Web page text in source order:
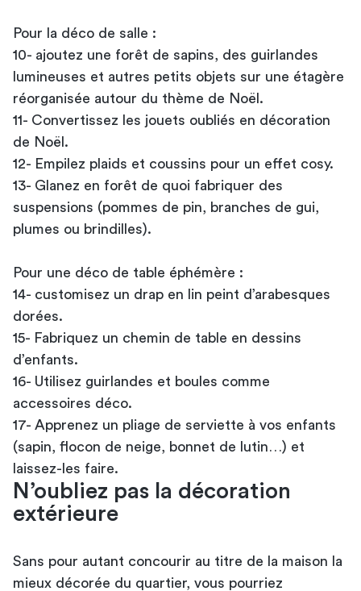
Pour la déco de salle :
10- ajoutez une forêt de sapins, des guirlandes
lumineuses et autres petits objets sur une étagère
réorganisée autour du thème de Noël.
11- Convertissez les jouets oubliés en décoration
de Noël.
12- Empilez plaids et coussins pour un effet cosy.
13- Glanez en forêt de quoi fabriquer des
suspensions (pommes de pin, branches de gui,
plumes ou brindilles).
Pour une déco de table éphémère :
14- customisez un drap en lin peint d’arabesques
dorées.
15- Fabriquez un chemin de table en dessins
d’enfants.
16- Utilisez guirlandes et boules comme
accessoires déco.
17- Apprenez un pliage de serviette à vos enfants
(sapin, flocon de neige, bonnet de lutin…) et
laissez-les faire.
N’oubliez pas la décoration
extérieure
Sans pour autant concourir au titre de la maison la
mieux décorée du quartier, vous pourriez